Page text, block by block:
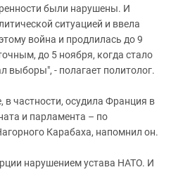
были нарушены. И
ситуацией и ввела
война и продлилась до 9
до 5 ноября, когда стало
выборы", - полагает политолог.
в частности, осудила Франция в
и парламента – по
Карабаха, напомнил он.
нарушением устава НАТО. И